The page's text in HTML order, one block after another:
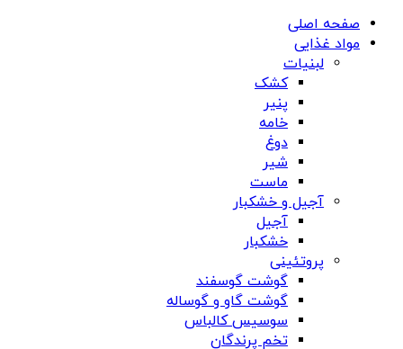
صفحه اصلی
مواد غذایی
لبنیات
کشک
پنیر
خامه
دوغ
شیر
ماست
آجیل و خشکبار
آجیل
خشکبار
پروتئینی
گوشت گوسفند
گوشت گاو و گوساله
سوسیس کالباس
تخم پرندگان